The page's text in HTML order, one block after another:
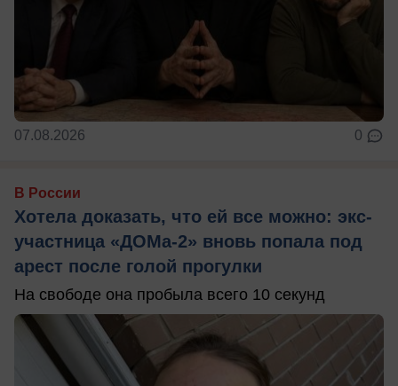
07.08.2026 0
В России
Хотела доказать, что ей все можно: экс-
участница «ДОМа-2» вновь попала под
арест после голой прогулки
На свободе она пробыла всего 10 секунд